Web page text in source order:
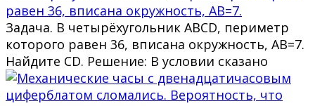
равен 36, вписана окружность, AB=7.
Задача. В четырёхугольник ABCD, периметр
которого равен 36, вписана окружность, AB=7.
Найдите CD. Решение: В условии сказано